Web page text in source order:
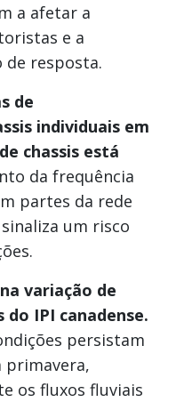
a afetar a
e a
de resposta.
de
individuais em
chassis está
da frequência
partes da rede
um risco
variação de
IPI canadense.
persistam
primavera,
os fluxos fluviais